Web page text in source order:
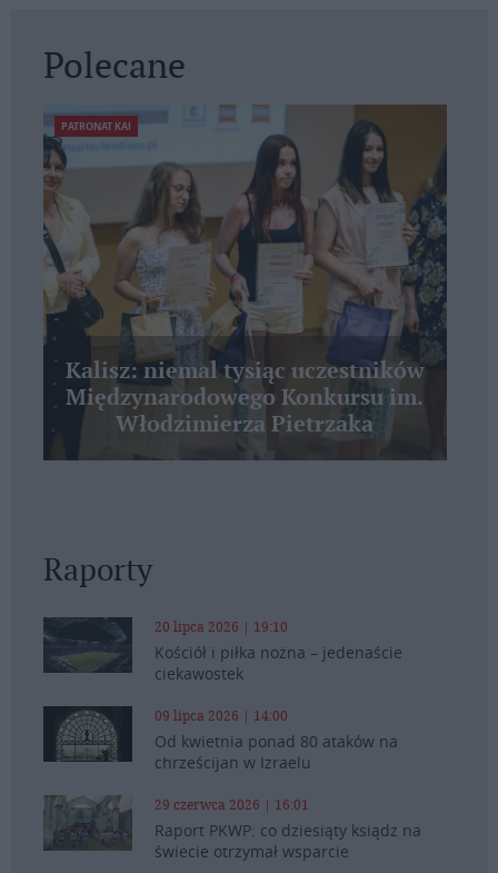
Polecane
PATRONAT KAI
Kalisz: niemal tysiąc uczestników
Międzynarodowego Konkursu im.
Włodzimierza Pietrzaka
Raporty
20 lipca 2026 | 19:10
Kościół i piłka nożna – jedenaście
ciekawostek
09 lipca 2026 | 14:00
Od kwietnia ponad 80 ataków na
chrześcijan w Izraelu
29 czerwca 2026 | 16:01
Raport PKWP: co dziesiąty ksiądz na
świecie otrzymał wsparcie